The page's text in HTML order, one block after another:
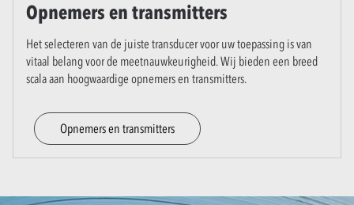
Opnemers en transmitters
Het selecteren van de juiste transducer voor uw toepassing is van
vitaal belang voor de meetnauwkeurigheid. Wij bieden een breed
scala aan hoogwaardige opnemers en transmitters.
Opnemers en transmitters